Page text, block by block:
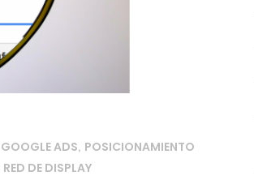
GOOGLE ADS, POSICIONAMIENTO
RED DE DISPLAY